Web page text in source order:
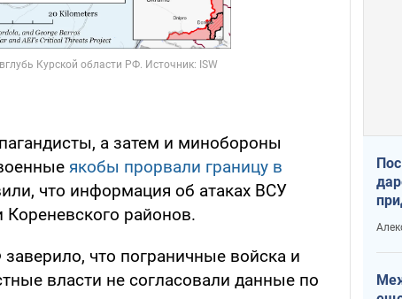
а затем и минобороны
якобы прорвали границу в
что информация об атаках ВСУ
Кореневского районов.
что пограничные войска и
власти не согласовали данные по